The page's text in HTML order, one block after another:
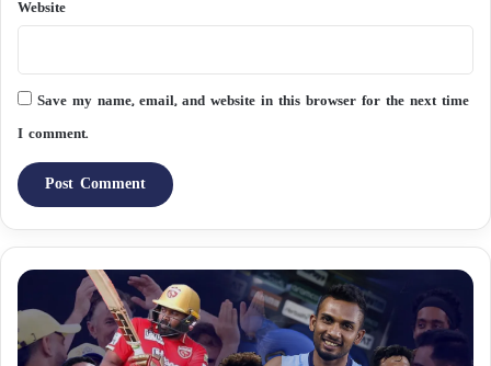
Website
Save my name, email, and website in this browser for the next time
I comment.